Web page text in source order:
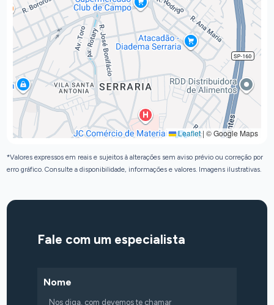
Leaflet| © Google Maps
*Valores expressos em reais e sujeitos à alterações sem aviso prévio ou correção por
erro gráfico. Consulte a disponibilidade, informações e valores. Imagens ilustrativas.
Fale com um especialista
Nome